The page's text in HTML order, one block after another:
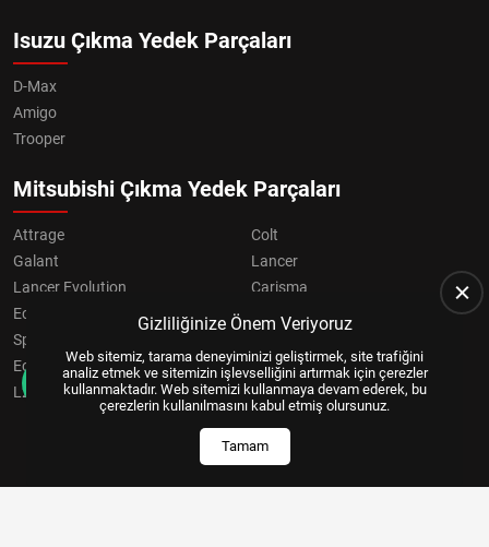
Isuzu Çıkma Yedek Parçaları
D-Max
Amigo
Trooper
Mitsubishi Çıkma Yedek Parçaları
Attrage
Colt
Galant
Lancer
Lancer Evolution
Carisma
Eclipse
Grandis
Space Star
Eclipse Cross
OUTLANDER
L200
Pajero
Gizliliğinize Önem Veriyoruz
Web sitemiz, tarama deneyiminizi geliştirmek, site trafiğini
analiz etmek ve sitemizin işlevselliğini artırmak için çerezler
kullanmaktadır. Web sitemizi kullanmaya devam ederek, bu
çerezlerin kullanılmasını kabul etmiş olursunuz.
Tamam